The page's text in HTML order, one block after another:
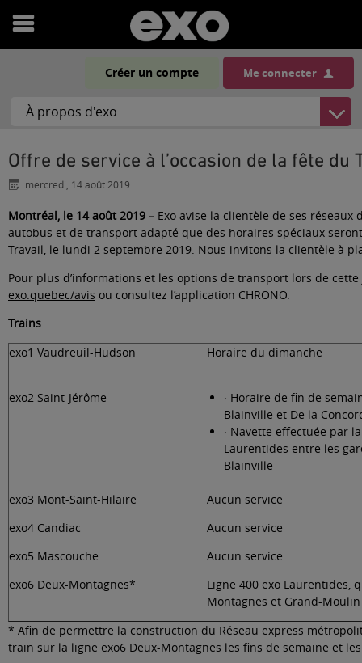
Ouvrir
menu
Créer un compte Me connecter
Offre de service à l’occasion de la fête du
mercredi, 14 août 2019
Montréal, le 14 août 2019 – Exo avise la clientèle de ses
autobus et de transport adapté que des horaires spéciaux
Travail, le lundi 2 septembre 2019. Nous invitons la clientèle à
Pour plus d’informations et les options de transport lors de
exo.quebec/avis ou consultez l’application CHRONO.
Trains
exo1 Vaudreuil-Hudson
Horaire du dimanche
exo2 Saint-Jérôme
· Horaire de fin de
Blainville et De la
· Navette effectuée par
Laurentides entre les
Blainville
exo3 Mont-Saint-Hilaire
Aucun service
exo4 Candiac
Aucun service
exo5 Mascouche
Aucun service
exo6 Deux-Montagnes*
Ligne 400 exo Laurentides,
Montagnes et Grand-
* Afin de permettre la construction du Réseau express
train sur la ligne exo6 Deux-Montagnes les fins de semaine et